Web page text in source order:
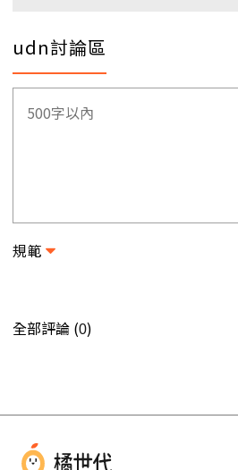
udn討論區
規範
全部評論 (0)